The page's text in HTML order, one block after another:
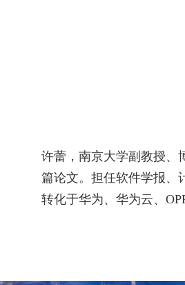
许蕾，南京大学副教授、
篇论文。担任软件学报、
转化于华为、华为云、